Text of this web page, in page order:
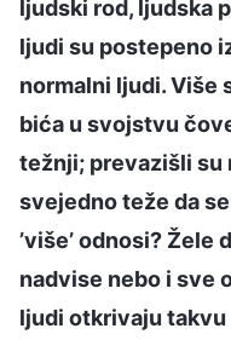
ljudski rod, ljudska
ljudi su postepeno
normalni ljudi. Više
bića u svojstvu
težnji; prevazišli su
svejedno teže da
’više’ odnosi? Žele
nadvise nebo i sve
ljudi otkrivaju takvu